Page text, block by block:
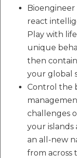
react
Play with
unique
then
your global
Control the
challenges
your islands
an all-new
from across